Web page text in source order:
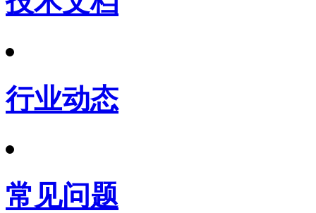
行业动态
常见问题